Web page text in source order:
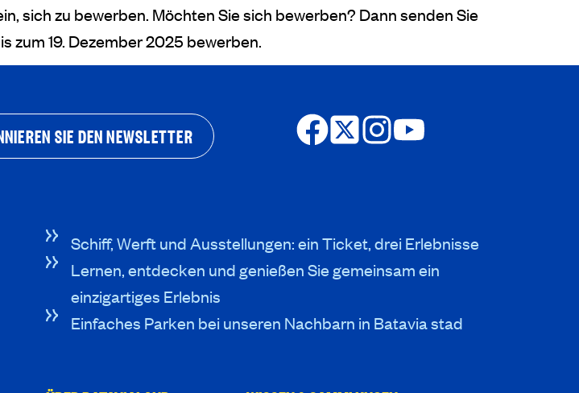
sich zu bewerben. Möchten Sie sich bewerben? Dann senden Sie
zum 19. Dezember 2025 bewerben.
SIE DEN NEWSLETTER
Schiff, Werft und Ausstellungen: ein Ticket, drei Erlebnisse
Lernen, entdecken und genießen Sie gemeinsam ein
einzigartiges Erlebnis
Einfaches Parken bei unseren Nachbarn in Batavia stad